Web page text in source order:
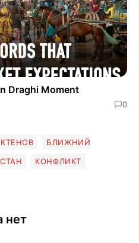
Draghi Moment
0
БЛИЖНИЙ
КОНФЛИКТ
нет